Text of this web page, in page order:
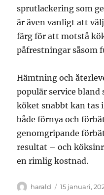
sprutlackering som
är även vanligt att
färg för att motstå
påfrestningar såsom
Hämtning och
populär service
köket snabbt kan tas
både förnya och
genomgripande
resultat – och
en rimlig kostnad.
Författare
harald
Publicerat
15 januari,